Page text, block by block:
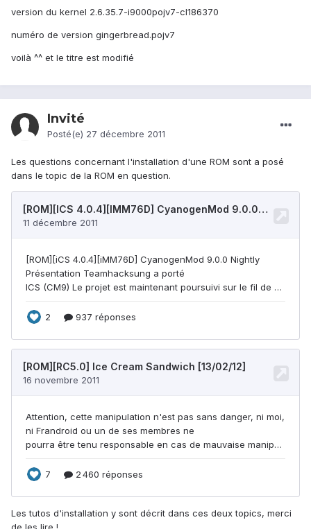
version du kernel 2.6.35.7-i9000pojv7-cl186370
numéro de version gingerbread.pojv7
voilà ^^ et le titre est modifié
Invité
Posté(e) 27 décembre 2011
Les questions concernant l'installation d'une ROM sont a posé
dans le topic de la ROM en question.
Les tutos d'installation y sont décrit dans ces deux topics, merci